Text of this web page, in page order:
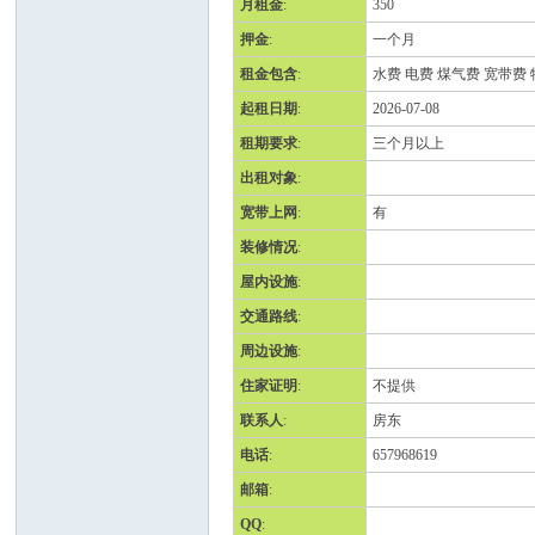
月租金: 350
押金: 一个月
租金包含: 水费 电费 煤气费 宽带费
起租日期: 2026-07-08
租期要求: 三个月以上
出租对象:
宽带上网 : 有
装修情况:
屋内设施:
交通路线:
周边设施:
住家证明 : 不提供
联系人: 房东
电话: 657968619
邮箱:
QQ: